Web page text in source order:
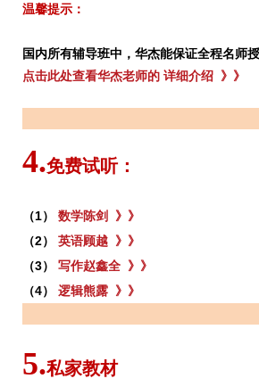
温馨提示：
国内所有辅导班中，华杰能保证全程名师授
点击此处查看华杰老师的 详细介绍 》》
4.免费试听：
（1） 数学陈剑 》》
（2） 英语顾越 》》
（3）
写作赵鑫全 》》
（4） 逻辑熊露 》》
5.私家教材